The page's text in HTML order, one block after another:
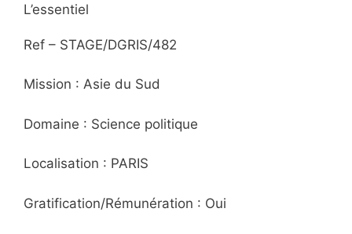
L’essentiel
Ref – STAGE/DGRIS/482
Mission : Asie du Sud
Domaine : Science politique
Localisation : PARIS
Gratification/Rémunération : Oui